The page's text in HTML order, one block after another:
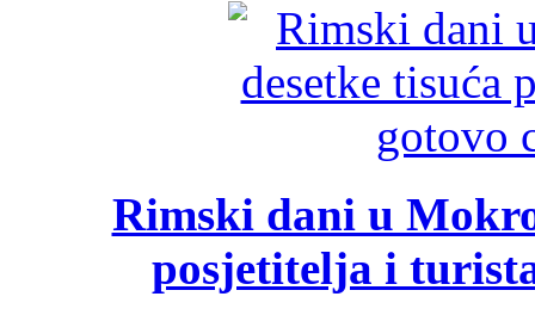
Rimski dani u
posjetitelja i